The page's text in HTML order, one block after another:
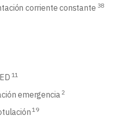
corriente constante 38
11
emergencia 2
19